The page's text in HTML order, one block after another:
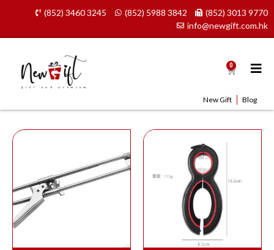
content
(852) 3460 3245 (852) 5988 3842
(852) 3013 9770
info@newgift.com.hk
0 Cart
New Gift Blog